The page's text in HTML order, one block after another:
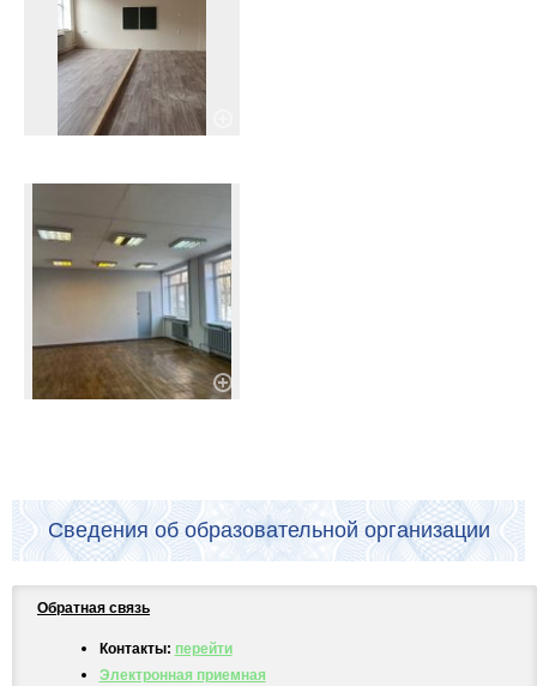
Сведения об образовательной организации
Обратная связь
Контакты: перейти
Электронная приемная